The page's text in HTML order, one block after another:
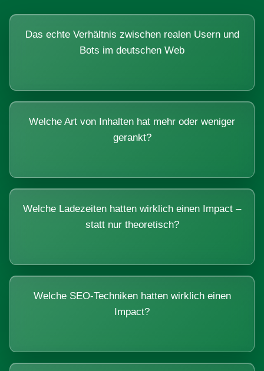
Das echte Verhältnis zwischen realen Usern und
Bots im deutschen Web
Welche Art von Inhalten hat mehr oder weniger
gerankt?
Welche Ladezeiten hatten wirklich einen Impact –
statt nur theoretisch?
Welche SEO-Techniken hatten wirklich einen
Impact?